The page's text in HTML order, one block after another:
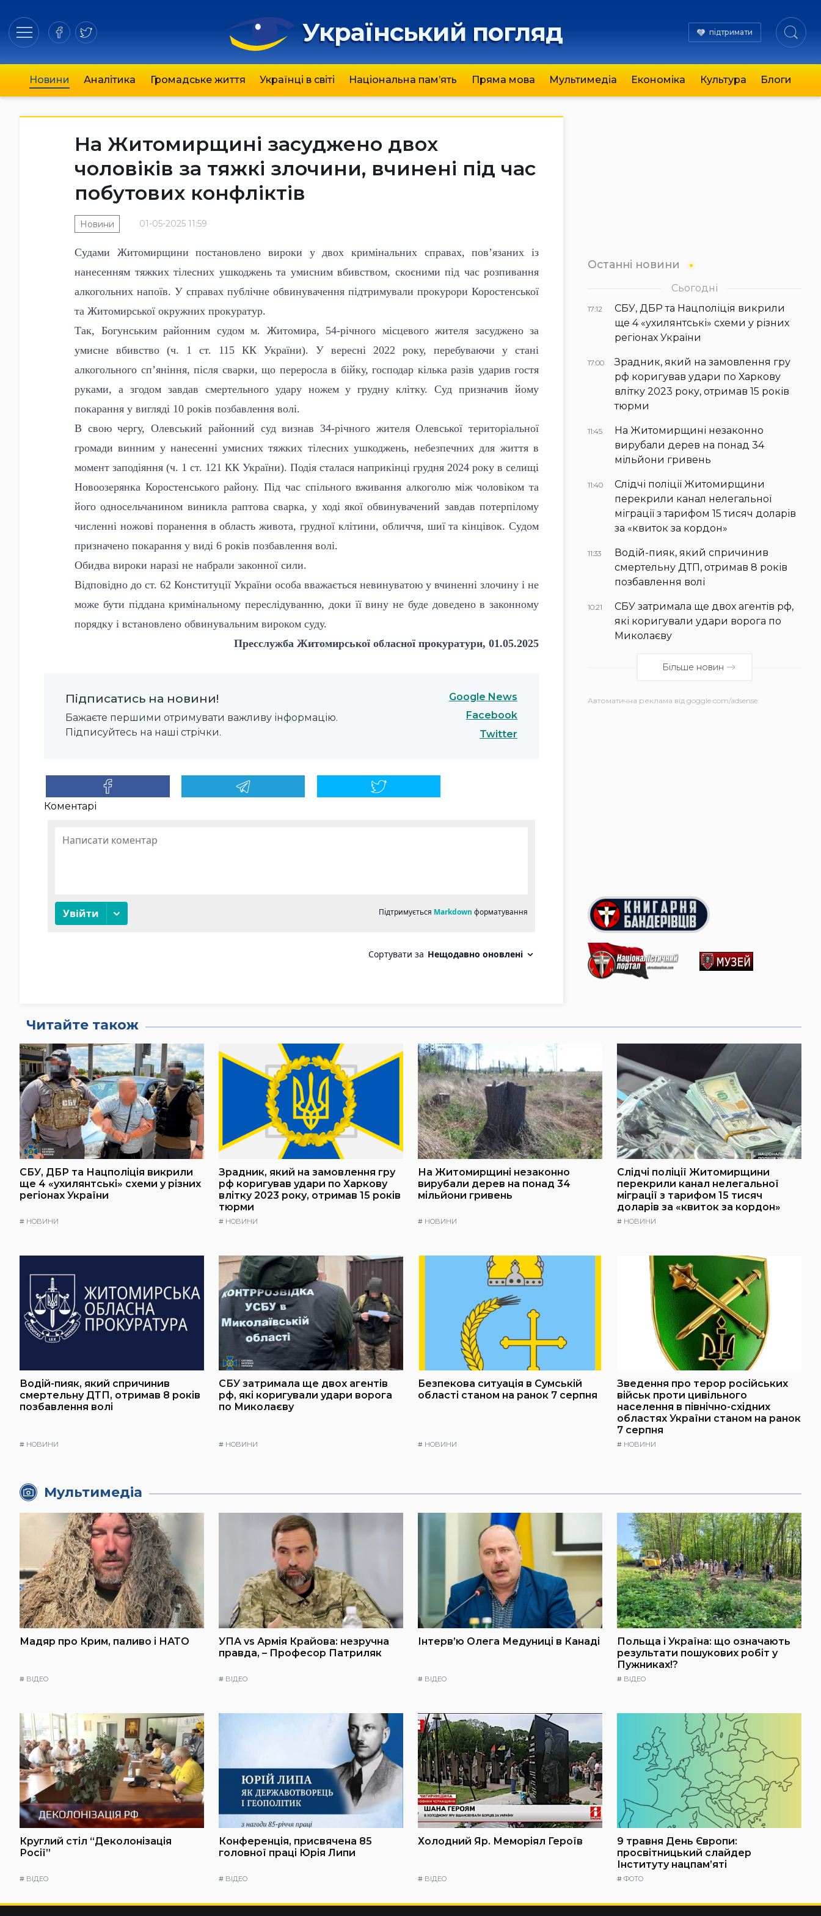
Український погляд підтримати
Новини Аналітика Громадське життя Українці в світі Національна пам’ять Пряма мова Мультимедіа Економіка Культура Блоги
На Житомирщині засуджено двох
чоловіків за тяжкі злочини, вчинені під час
побутових конфліктів
01-05-2025 11:59
Новини
Судами Житомирщини постановлено вироки у двох кримінальних справах, пов’язаних із
нанесенням тяжких тілесних ушкоджень та умисним вбивством, скоєними під час розпивання
алкогольних напоїв. У справах публічне обвинувачення підтримували прокурори Коростенської
та Житомирської окружних прокуратур.
Так, Богунським районним судом м. Житомира, 54-річного місцевого жителя засуджено за
умисне вбивство (ч. 1 ст. 115 КК України). У вересні 2022 року, перебуваючи у стані
алкогольного сп’яніння, після сварки, що переросла в бійку, господар кілька разів ударив гостя
руками, а згодом завдав смертельного удару ножем у грудну клітку. Суд призначив йому
покарання у вигляді 10 років позбавлення волі.
В свою чергу, Олевський районний суд визнав 34-річного жителя Олевської територіальної
громади винним у нанесенні умисних тяжких тілесних ушкоджень, небезпечних для життя в
момент заподіяння (ч. 1 ст. 121 КК України). Подія сталася наприкінці грудня 2024 року в селищі
Новоозерянка Коростенського району. Під час спільного вживання алкоголю між чоловіком та
його односельчанином виникла раптова сварка, у ході якої обвинувачений завдав потерпілому
численні ножові поранення в область живота, грудної клітини, обличчя, шиї та кінцівок. Судом
призначено покарання у виді 6 років позбавлення волі.
Обидва вироки наразі не набрали законної сили.
Відповідно до ст. 62 Конституції України особа вважається невинуватою у вчиненні злочину і не
може бути піддана кримінальному переслідуванню, доки її вину не буде доведено в законному
порядку і встановлено обвинувальним вироком суду.
Пресслужба Житомирської обласної прокуратури, 01.05.2025
Підписатись на новини!
Бажаєте першими отримувати важливу інформацію.
Підписуйтесь на наші стрічки.
Google News
Facebook
Twitter
Коментарі
Останні новини
Сьогодні
17:12
СБУ, ДБР та Нацполіція викрили
ще 4 «ухилянтські» схеми у різних
регіонах України
17:00
Зрадник, який на замовлення гру
рф коригував удари по Харкову
влітку 2023 року, отримав 15 років
тюрми
11:45
На Житомирщині незаконно
вирубали дерев на понад 34
мільйони гривень
11:40
Слідчі поліції Житомирщини
перекрили канал нелегальної
міграції з тарифом 15 тисяч доларів
за «квиток за кордон»
11:33
Водій-пияк, який спричинив
смертельну ДТП, отримав 8 років
позбавлення волі
10:21
СБУ затримала ще двох агентів рф,
які коригували удари ворога по
Миколаєву
Більше новин
Автоматична реклама від goggle.com/adsense:
Читайте також
СБУ, ДБР та Нацполіція викрили
ще 4 «ухилянтські» схеми у різних
регіонах України
# НОВИНИ
Зрадник, який на замовлення гру
рф коригував удари по Харкову
влітку 2023 року, отримав 15 років
тюрми
# НОВИНИ
На Житомирщині незаконно
вирубали дерев на понад 34
мільйони гривень
# НОВИНИ
Слідчі поліції Житомирщини
перекрили канал нелегальної
міграції з тарифом 15 тисяч
доларів за «квиток за кордон»
# НОВИНИ
Водій-пияк, який спричинив
смертельну ДТП, отримав 8 років
позбавлення волі
# НОВИНИ
СБУ затримала ще двох агентів
рф, які коригували удари ворога
по Миколаєву
# НОВИНИ
Безпекова ситуація в Сумській
області станом на ранок 7 серпня
# НОВИНИ
Зведення про терор російських
військ проти цивільного
населення в північно-східних
областях України станом на ранок
7 серпня
# НОВИНИ
Мультимедіа
Мадяр про Крим, паливо і НАТО
# ВІДЕО
УПА vs Армія Крайова: незручна
правда, – Професор Патриляк
# ВІДЕО
Інтерв’ю Олега Медуниці в Канаді
# ВІДЕО
Польща і Україна: що означають
результати пошукових робіт у
Пужниках!?
# ВІДЕО
Круглий стіл “Деколонізація
Росії”
# ВІДЕО
Конференція, присвячена 85
головної праці Юрія Липи
# ВІДЕО
Холодний Яр. Меморіял Героїв
# ВІДЕО
9 травня День Європи:
просвітницький слайдер
Інституту нацпам’яті
# ФОТО